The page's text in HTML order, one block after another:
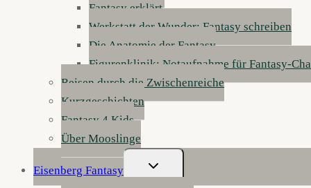
Fantasy erklärt
Werkstatt der Wunder: Fantasy schreiben
Die Anatomie der Fantasy
Figurenklinik: Notaufnahme für Fantasy-
Reisen durch die Zwischenreiche
Kurzgeschichten
Fantasy 4 Kids
Über Mooslinge
Eisenberg Fantasy
Untermenü
Umschalten